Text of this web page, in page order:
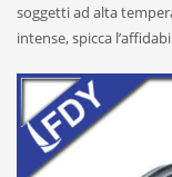
soggetti ad alta
intense, spicca